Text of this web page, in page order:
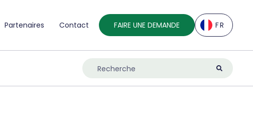
Partenaires Contact FAIRE UNE DEMANDE FR
DE